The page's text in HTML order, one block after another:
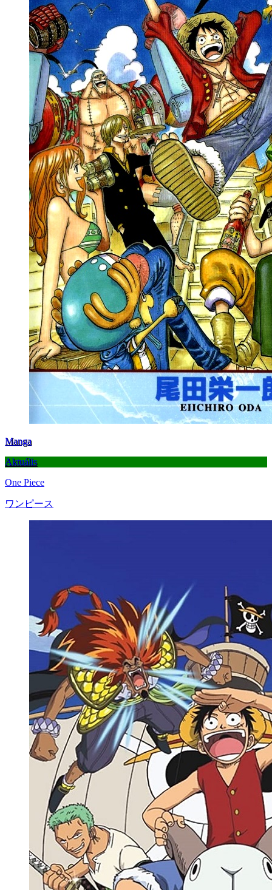
Manga
Aktuális
One Piece
ワンピース